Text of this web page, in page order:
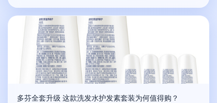
多芬全套升级 这款洗发水护发素套装为何值得购？